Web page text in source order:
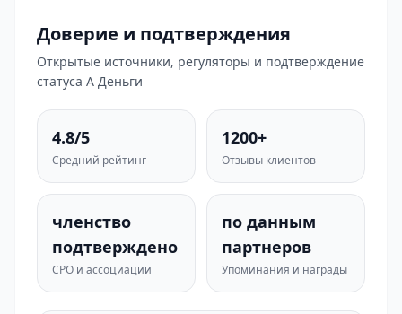
Доверие и подтверждения
Открытые источники, регуляторы и подтверждение
статуса А Деньги
4.8/5
Средний рейтинг
1200+
Отзывы клиентов
членство
подтверждено
СРО и ассоциации
по данным
партнеров
Упоминания и награды